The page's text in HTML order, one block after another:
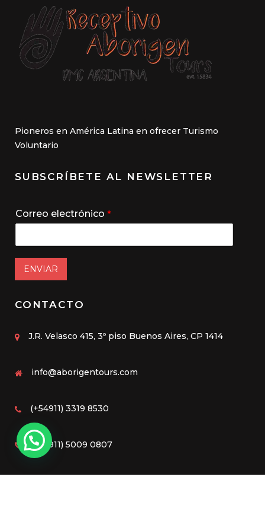
Pioneros en América Latina en ofrecer Turismo
Voluntario
SUBSCRÍBETE AL NEWSLETTER
Correo electrónico *
ENVIAR
CONTACTO
J.R. Velasco 415, 3º piso Buenos Aires, CP 1414
info@aborigentours.com
(+54911) 3319 8530
(+54911) 5009 0807